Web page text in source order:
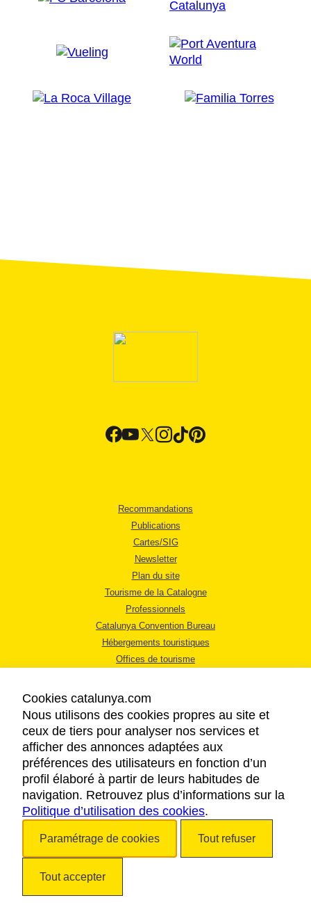
Recommandations
Publications
Cartes/SIG
Newsletter
Plan du site
Tourisme de la Catalogne
Professionnels
Catalunya Convention Bureau
Hébergements touristiques
Offices de tourisme
MENTIONS LÉGALES
RÈGLES DE CONFIDENTIALITÉ
COOKIES
ACCESSIBILITÉ
Cookies catalunya.com
Nous utilisons des cookies propres au site et
ceux de tiers pour analyser nos services et
afficher des annonces adaptées aux
préférences des utilisateurs en fonction d’un
profil élaboré à partir de leurs habitudes de
navigation. Retrouvez plus d’informations sur la
Politique d’utilisation des cookies.
Paramétrage de cookies Tout refuser
Tout accepter